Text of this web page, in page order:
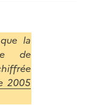
la
de
2005